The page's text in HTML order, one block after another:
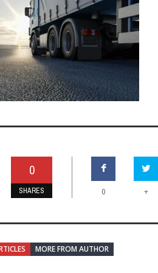
0
SHARES 0 +
MORE FROM AUTHOR